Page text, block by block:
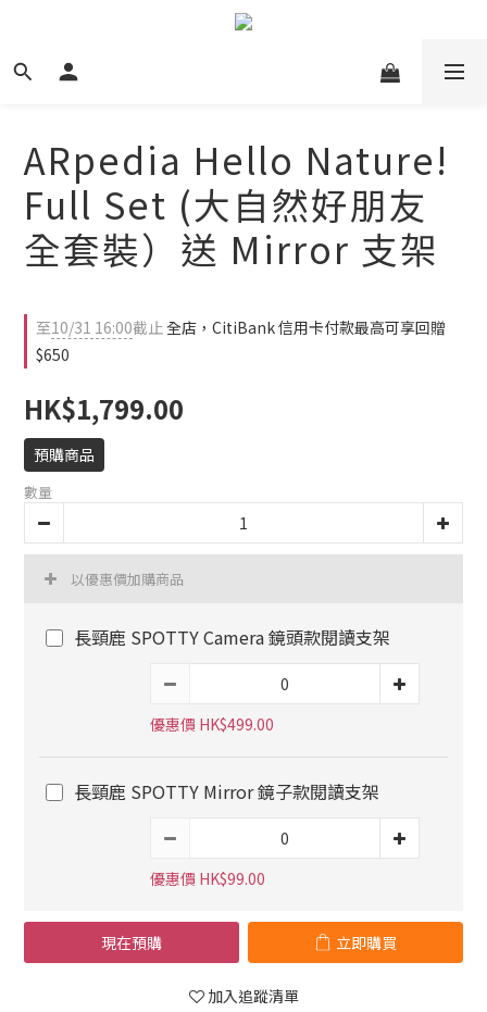
ARpedia Hello Nature!
Full Set (大自然好朋友
全套裝）送 Mirror 支架
至10/31 16:00截止全店，CitiBank 信用卡付款最高可享回贈
$650
HK$1,799.00
預購商品
數量
以優惠價加購商品
長頸鹿 SPOTTY Camera 鏡頭款閱讀支架
優惠價 HK$499.00
長頸鹿 SPOTTY Mirror 鏡子款閱讀支架
優惠價 HK$99.00
現在預購 立即購買
加入追蹤清單